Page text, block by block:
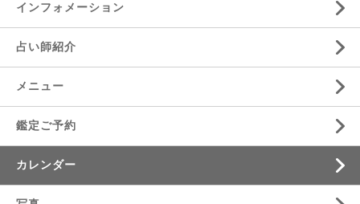
インフォメーション
占い師紹介
メニュー
鑑定ご予約
カレンダー